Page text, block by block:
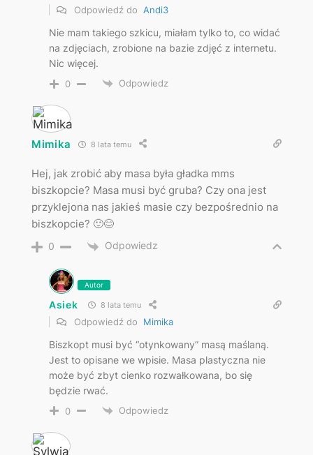
Odpowiedź do Andi3
Nie mam takiego szkicu, miałam tylko to, co widać
na zdjęciach, zrobione na bazie zdjęć z internetu.
Nic więcej.
0 Odpowiedz
Mimika 8 lata temu
Hej, jak zrobić aby masa była gładka mms
biszkopcie? Masa musi być gruba? Czy ona jest
przyklejona nas jakieś masie czy bezpośrednio na
biszkopcie? 🙂😊
0 Odpowiedz
Autor
Asiek 8 lata temu
Odpowiedź do Mimika
Biszkopt musi być “otynkowany” masą maślaną.
Jest to opisane we wpisie. Masa plastyczna nie
może być zbyt cienko rozwałkowana, bo się
będzie rwać.
0 Odpowiedz